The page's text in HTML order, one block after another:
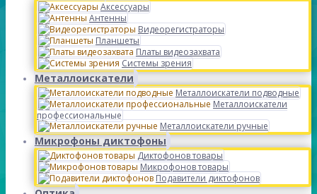
Аксессуары
Антенны
Видеорегистраторы
Планшеты
Платы видеозахвата
Системы зрения
Металлоискатели
Металлоискатели подводные
Металлоискатели
профессиональные
Металлоискатели ручные
Микрофоны диктофоны
Диктофонов товары
Микрофонов товары
Подавители диктофонов